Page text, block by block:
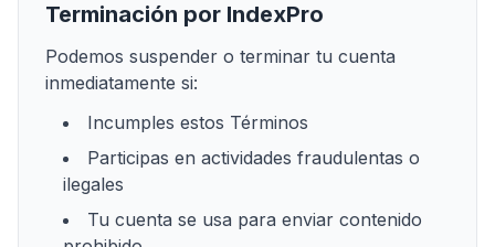
Terminación por IndexPro
Podemos suspender o terminar tu cuenta
inmediatamente si:
Incumples estos Términos
Participas en actividades fraudulentas o
ilegales
Tu cuenta se usa para enviar contenido